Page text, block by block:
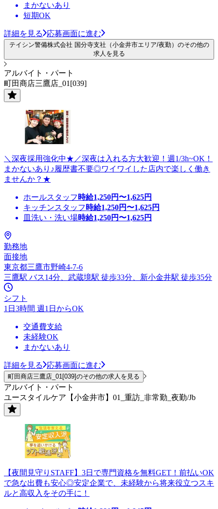
まかないあり
短期OK
詳細を見る 応募画面に進む
テイシン警備株式会社 国分寺支社（小金井市エリア/夜勤）のその他の
求人を見る
アルバイト・パート
町田商店三鷹店_01[039]
＼深夜採用強化中★／深夜は入れる方大歓迎！週1/3h~OK！
まかないあり♪履歴書不要◎ワイワイした店内で楽しく働き
ませんか？★
ホールスタッフ 時給1,250円〜1,625円
キッチンスタッフ 時給1,250円〜1,625円
皿洗い・洗い場時給1,250円〜1,625円
勤務地
面接地
東京都三鷹市野崎4-7-6
三鷹駅 バス14分、武蔵境駅 徒歩33分、新小金井駅 徒歩35分
シフト
1日3時間 週1日からOK
交通費支給
未経験OK
まかないあり
詳細を見る 応募画面に進む
町田商店三鷹店_01[039]のその他の求人を見る
アルバイト・パート
ユースタイルケア【小金井市】01_重訪_非常勤_夜勤/Jb
【夜間見守りSTAFF】3日で専門資格を無料GET！前払いOK
で急な出費も安心◎安定企業で、未経験から将来役立つスキ
ルと高収入をその手に！